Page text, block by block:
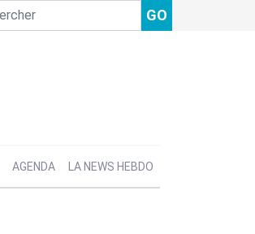
GO
AGENDA LA NEWS HEBDO